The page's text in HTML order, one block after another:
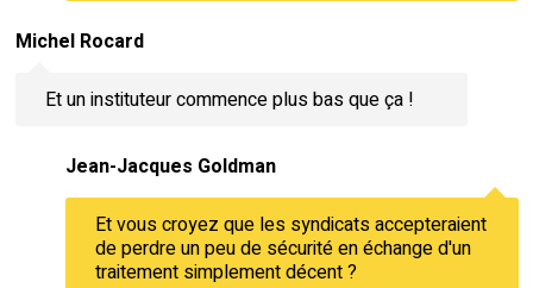
Michel Rocard
Et un instituteur commence plus bas que ça !
Jean-Jacques Goldman
Et vous croyez que les syndicats accepteraient
de perdre un peu de sécurité en échange d'un
traitement simplement décent ?